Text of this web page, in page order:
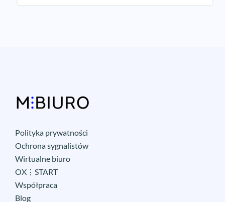
Polityka prywatności
Ochrona sygnalistów
Wirtualne biuro
OX⋮START
Współpraca
Blog